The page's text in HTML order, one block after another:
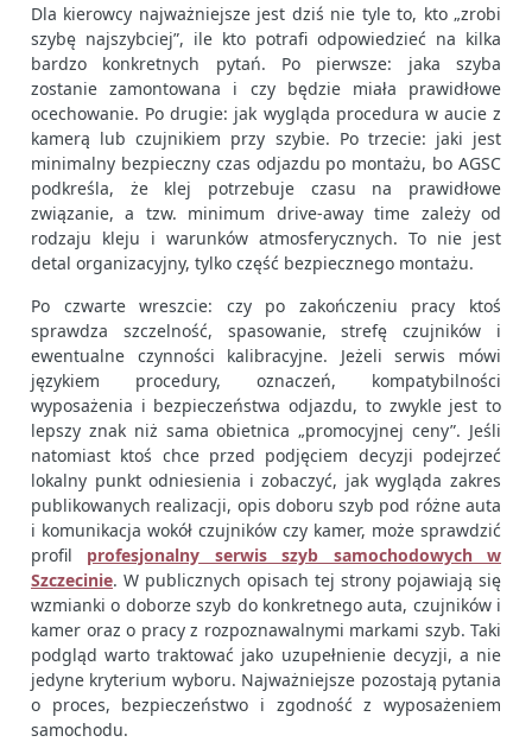
Dla kierowcy najważniejsze jest dziś nie tyle to, kto „zrobi
szybę najszybciej”, ile kto potrafi odpowiedzieć na kilka
bardzo konkretnych pytań. Po pierwsze: jaka szyba
zostanie zamontowana i czy będzie miała prawidłowe
ocechowanie. Po drugie: jak wygląda procedura w aucie z
kamerą lub czujnikiem przy szybie. Po trzecie: jaki jest
minimalny bezpieczny czas odjazdu po montażu, bo AGSC
podkreśla, że klej potrzebuje czasu na prawidłowe
związanie, a tzw. minimum drive-away time zależy od
rodzaju kleju i warunków atmosferycznych. To nie jest
detal organizacyjny, tylko część bezpiecznego montażu.
Po czwarte wreszcie: czy po zakończeniu pracy ktoś
sprawdza szczelność, spasowanie, strefę czujników i
ewentualne czynności kalibracyjne. Jeżeli serwis mówi
językiem procedury, oznaczeń, kompatybilności
wyposażenia i bezpieczeństwa odjazdu, to zwykle jest to
lepszy znak niż sama obietnica „promocyjnej ceny”. Jeśli
natomiast ktoś chce przed podjęciem decyzji podejrzeć
lokalny punkt odniesienia i zobaczyć, jak wygląda zakres
publikowanych realizacji, opis doboru szyb pod różne auta
i komunikacja wokół czujników czy kamer, może sprawdzić
profil profesjonalny serwis szyb samochodowych w
Szczecinie. W publicznych opisach tej strony pojawiają się
wzmianki o doborze szyb do konkretnego auta, czujników i
kamer oraz o pracy z rozpoznawalnymi markami szyb. Taki
podgląd warto traktować jako uzupełnienie decyzji, a nie
jedyne kryterium wyboru. Najważniejsze pozostają pytania
o proces, bezpieczeństwo i zgodność z wyposażeniem
samochodu.